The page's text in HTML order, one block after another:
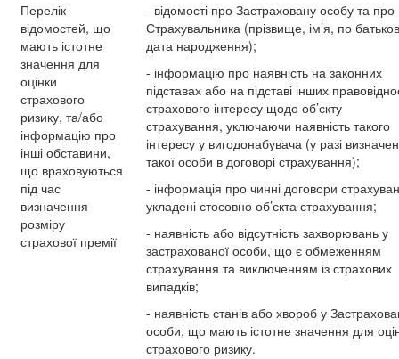
Перелік
відомостей, що
мають істотне
значення для
оцінки
страхового
ризику, та/або
інформацію про
інші обставини,
що враховуються
під час
визначення
розміру
страхової премії
- відомості про Застраховану особу та про
Страхувальника (прізвище, ім’я, по
дата народження);
- інформацію про наявність на законних
підставах або на підставі інших
страхового інтересу щодо об’єкту
страхування, уключаючи наявність такого
інтересу у вигодонабувача (у разі
такої особи в договорі страхування);
- інформація про чинні договори
укладені стосовно об’єкта страхування;
- наявність або відсутність захворювань у
застрахованої особи, що є обмеженням
страхування та виключенням із страхових
випадків;
- наявність станів або хвороб у
особи, що мають істотне значення для
страхового ризику.